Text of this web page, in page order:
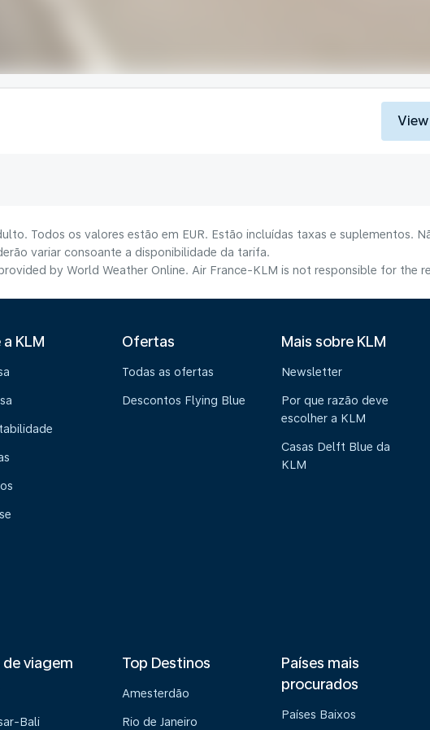
Todos os valores estão em EUR. Estão incluídas taxas e suplementos.
variar consoante a disponibilidade da tarifa.
by World Weather Online. Air France-KLM is not responsible for the
KLM Ofertas
Todas as ofertas
Descontos Flying Blue
Mais sobre KLM
Newsletter
Por que razão deve
escolher a KLM
Casas Delft Blue da
KLM
de viagem
Bali
Top Destinos
Amesterdão
Rio de Janeiro
Países mais
procurados
Países Baixos